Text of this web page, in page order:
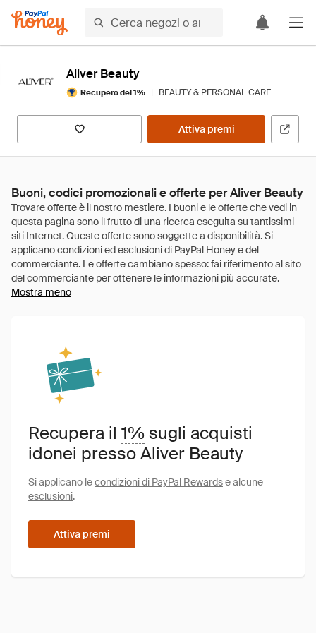
Aliver Beauty
Recupero del 1% | BEAUTY & PERSONAL CARE
Attiva premi
Buoni, codici promozionali e offerte per Aliver Beauty
Mostra meno
Recupera il 1% sugli acquisti
idonei presso Aliver Beauty
Si applicano lecondizioni di PayPal Rewardse alcune
esclusioni.
Attiva premi